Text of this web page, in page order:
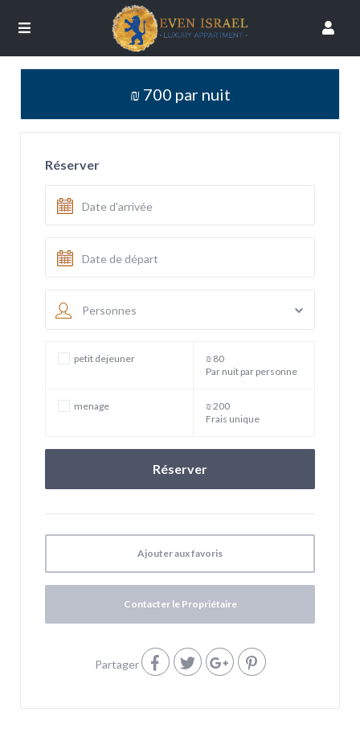
₪ 700 par nuit
Réserver
Personnes
petit dejeuner
₪ 80
Par nuit par personne
menage
₪ 200
Frais unique
Ajouter aux favoris
Contacter le Propriétaire
Partager